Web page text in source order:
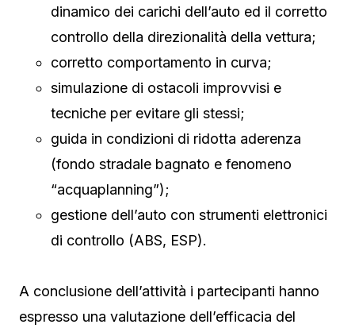
dinamico dei carichi dell’auto ed il corretto
controllo della direzionalità della vettura;
corretto comportamento in curva;
simulazione di ostacoli improvvisi e
tecniche per evitare gli stessi;
guida in condizioni di ridotta aderenza
(fondo stradale bagnato e fenomeno
“acquaplanning”);
gestione dell’auto con strumenti elettronici
di controllo (ABS, ESP).
A conclusione dell’attività i partecipanti hanno
espresso una valutazione dell’efficacia del